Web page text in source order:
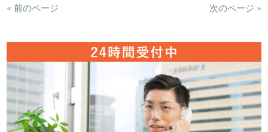
« 前のページ 次のページ »